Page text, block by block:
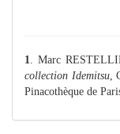
1 . Marc
collection Idemitsu,
Pinacothèque de